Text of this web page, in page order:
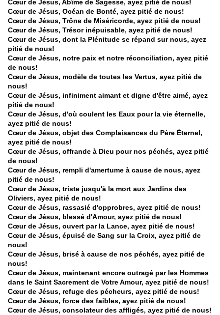
Cœur de Jésus, Abîme de Sagesse, ayez pitié de nous!
Cœur de Jésus, Océan de Bonté, ayez pitié de nous!
Cœur de Jésus, Trône de Miséricorde, ayez pitié de nous!
Cœur de Jésus, Trésor inépuisable, ayez pitié de nous!
Cœur de Jésus, dont la Plénitude se répand sur nous, ayez
pitié de nous!
Cœur de Jésus, notre paix et notre réconciliation, ayez pitié
de nous!
Cœur de Jésus, modèle de toutes les Vertus, ayez pitié de
nous!
Cœur de Jésus, infiniment aimant et digne d'être aimé, ayez
pitié de nous!
Cœur de Jésus, d'où coulent les Eaux pour la vie éternelle,
ayez pitié de nous!
Cœur de Jésus, objet des Complaisances du Père Éternel,
ayez pitié de nous!
Cœur de Jésus, offrande à Dieu pour nos péchés, ayez pitié
de nous!
Cœur de Jésus, rempli d'amertume à cause de nous, ayez
pitié de nous!
Cœur de Jésus, triste jusqu'à la mort aux Jardins des
Oliviers, ayez pitié de nous!
Cœur de Jésus, rassasié d'opprobres, ayez pitié de nous!
Cœur de Jésus, blessé d'Amour, ayez pitié de nous!
Cœur de Jésus, ouvert par la Lance, ayez pitié de nous!
Cœur de Jésus, épuisé de Sang sur la Croix, ayez pitié de
nous!
Cœur de Jésus, brisé à cause de nos péchés, ayez pitié de
nous!
Cœur de Jésus, maintenant encore outragé par les Hommes
dans le Saint Sacrement de Votre Amour, ayez pitié de nous!
Cœur de Jésus, refuge des pécheurs, ayez pitié de nous!
Cœur de Jésus, force des faibles, ayez pitié de nous!
Cœur de Jésus, consolateur des affligés, ayez pitié de nous!